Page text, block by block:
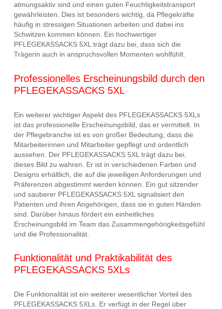
atmungsaktiv sind und einen guten Feuchtigkeitstransport
gewährleisten. Dies ist besonders wichtig, da Pflegekräfte
häufig in stressigen Situationen arbeiten und dabei ins
Schwitzen kommen können. Ein hochwertiger
PFLEGEKASSACKS 5XL trägt dazu bei, dass sich die
Trägerin auch in anspruchsvollen Momenten wohlfühlt.
Professionelles Erscheinungsbild durch den
PFLEGEKASSACKS 5XL
Ein weiterer wichtiger Aspekt des PFLEGEKASSACKS 5XLs
ist das professionelle Erscheinungsbild, das er vermittelt. In
der Pflegebranche ist es von großer Bedeutung, dass die
Mitarbeiterinnen und Mitarbeiter gepflegt und ordentlich
aussehen. Der PFLEGEKASSACKS 5XL trägt dazu bei,
dieses Bild zu wahren. Er ist in verschiedenen Farben und
Designs erhältlich, die auf die jeweiligen Anforderungen und
Präferenzen abgestimmt werden können. Ein gut sitzender
und sauberer PFLEGEKASSACKS 5XL signalisiert den
Patienten und ihren Angehörigen, dass sie in guten Händen
sind. Darüber hinaus fördert ein einheitliches
Erscheinungsbild im Team das Zusammengehörigkeitsgefühl
und die Professionalität.
Funktionalität und Praktikabilität des
PFLEGEKASSACKS 5XLs
Die Funktionalität ist ein weiterer wesentlicher Vorteil des
PFLEGEKASSACKS 5XLs. Er verfügt in der Regel über